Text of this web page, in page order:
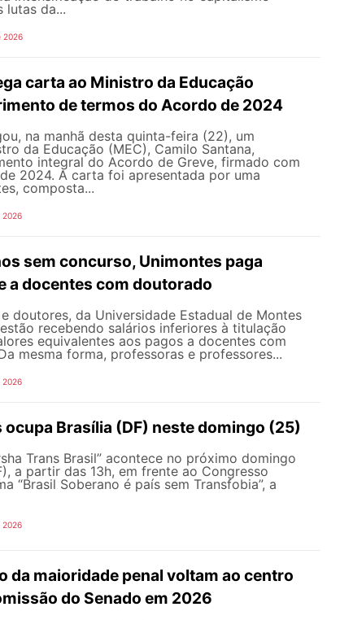
lutas da...
2026
carta ao Ministro da Educação
de termos do Acordo de 2024
na manhã desta quinta-feira (22), um
da Educação (MEC), Camilo Santana,
integral do Acordo de Greve, firmado com
2024. A carta foi apresentada por uma
composta...
2026
sem concurso, Unimontes paga
a docentes com doutorado
doutores, da Universidade Estadual de Montes
recebendo salários inferiores à titulação
equivalentes aos pagos a docentes com
mesma forma, professoras e professores...
2026
ocupa Brasília (DF) neste domingo (25)
Trans Brasil” acontece no próximo domingo
a partir das 13h, em frente ao Congresso
“Brasil Soberano é país sem Transfobia”, a
2026
da maioridade penal voltam ao centro
do Senado em 2026